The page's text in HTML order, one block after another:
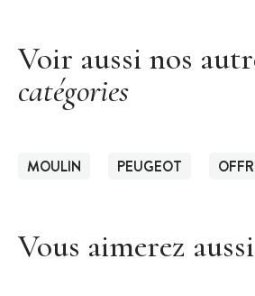
Voir aussi nos
catégories
MOULIN PEUGEOT
Vous aimerez aussi